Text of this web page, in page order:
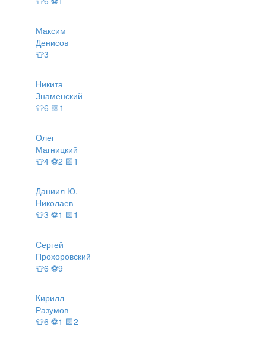
Максим
Денисов
👕3
Никита
Знаменский
👕6 🟨1
Олег
Магницкий
👕4 ⚽2 🟨1
Даниил Ю.
Николаев
👕3 ⚽1 🟨1
Сергей
Прохоровский
👕6 ⚽9
Кирилл
Разумов
👕6 ⚽1 🟨2